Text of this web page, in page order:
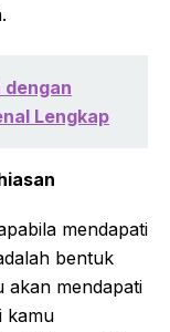
dengan
Lengkap
mendapati
bentuk
akan mendapati
kamu